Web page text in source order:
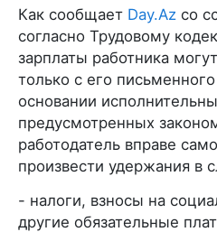
Как сообщает Day.Az со
согласно Трудовому
зарплаты работника
только с его
основании
предусмотренных
работодатель вправе
произвести удержания в
- налоги, взносы на
другие обязательные